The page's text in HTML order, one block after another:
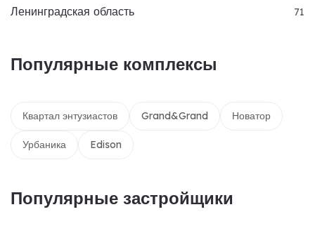
Ленинградская область 71
Популярные комплексы
Квартал энтузиастов Grand&Grand Новатор
Урбаника Edison
Популярные застройщики